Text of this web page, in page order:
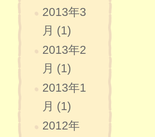
2013年3
月 (1)
2013年2
月 (1)
2013年1
月 (1)
2012年